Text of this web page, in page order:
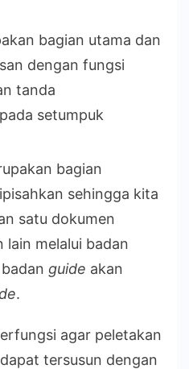
bagian utama dan
dengan fungsi
tanda
setumpuk
bagian
sehingga kita
satu dokumen
lain melalui badan
guide akan
.
agar peletakan
dapat tersusun dengan